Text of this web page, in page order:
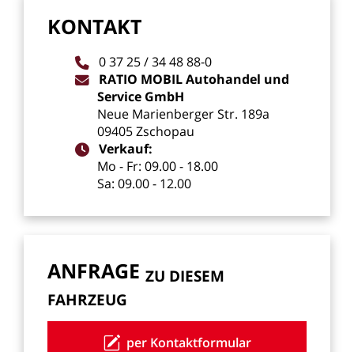
KONTAKT
03725/344888-0
RATIO MOBILAutohandel und
Service GmbH
Neue MarienbergerStr. 189a
09405Zschopau
Verkauf:
Mo - Fr: 09.00- 18.00
Sa: 09.00- 12.00
ANFRAGE ZU DIESEM
FAHRZEUG
per Kontaktformular